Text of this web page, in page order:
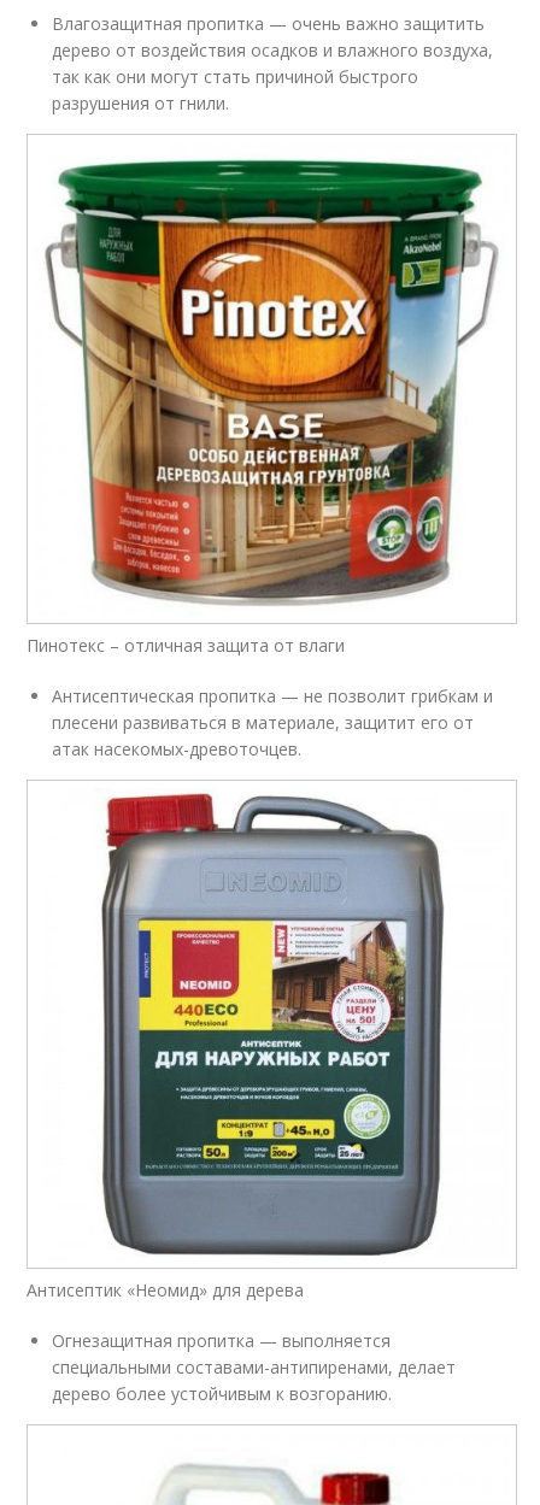
Влагозащитная пропитка — очень важно защитить
дерево от воздействия осадков и влажного воздуха,
так как они могут стать причиной быстрого
разрушения от гнили.
Пинотекс – отличная защита от влаги
Антисептическая пропитка — не позволит грибкам и
плесени развиваться в материале, защитит его от
атак насекомых-древоточцев.
Антисептик «Неомид» для дерева
Огнезащитная пропитка — выполняется
специальными составами-антипиренами, делает
дерево более устойчивым к возгоранию.